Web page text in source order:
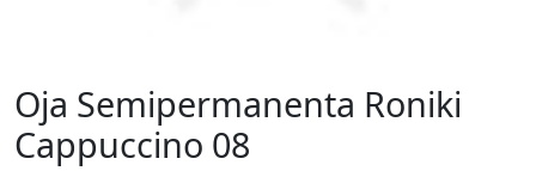
Oja Semipermanenta Roniki
Cappuccino 08